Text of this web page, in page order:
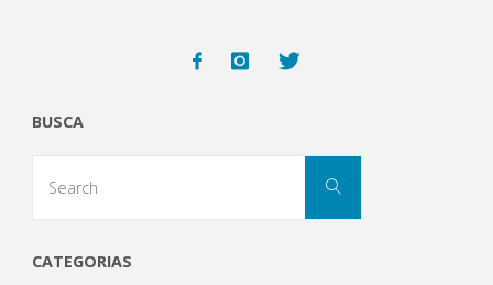
o
BUSCA
Search
CATEGORIAS